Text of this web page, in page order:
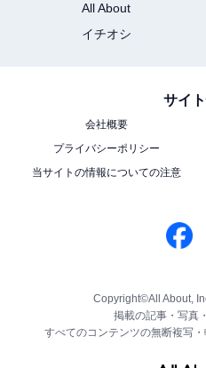
All About
イチオシ
サイ
会社概要
プライバシーポリシー
当サイトの情報についての注意
Copyright©All About,
掲載の記事・写真
すべてのコンテンツの無断複写